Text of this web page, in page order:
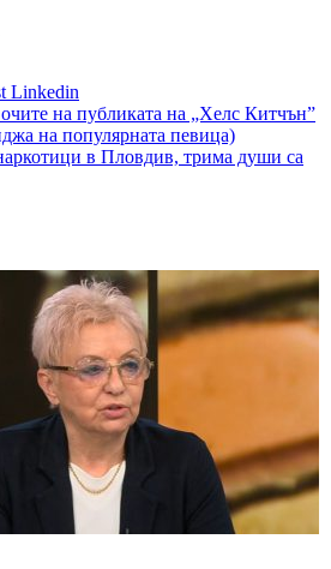
Linkedin
на публиката на „Хелс Китчън”
на популярната певица)
в Пловдив, трима души са